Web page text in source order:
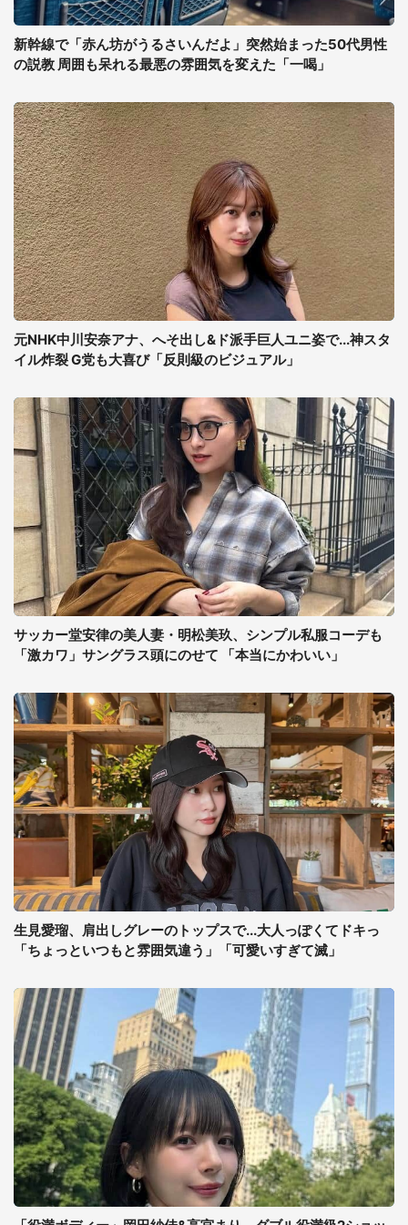
新幹線で「赤ん坊がうるさいんだよ」突然始まった50代男性
の説教 周囲も呆れる最悪の雰囲気を変えた「一喝」
元NHK中川安奈アナ、へそ出し&ド派手巨人ユニ姿で...神スタ
イル炸裂 G党も大喜び「反則級のビジュアル」
サッカー堂安律の美人妻・明松美玖、シンプル私服コーデも
「激カワ」サングラス頭にのせて 「本当にかわいい」
生見愛瑠、肩出しグレーのトップスで...大人っぽくてドキっ
「ちょっといつもと雰囲気違う」「可愛いすぎて滅」